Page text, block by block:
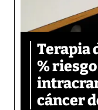
Terapia
%
cáncer